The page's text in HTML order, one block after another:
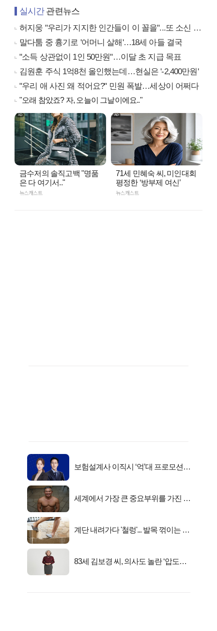
실시간관련뉴스
허지웅 "우리가 지지한 인간들이 이 꼴을"...또 소신 발언
말다툼 중 흉기로 '어머니 살해'…18세 아들 결국
"소득 상관없이 1인 50만원"…이달 초 지급 목표
김원훈 주식 1억8천 올인했는데…현실은 '-2,400만원'
"우리 애 사진 왜 적어요?" 민원 폭발…세상이 어쩌다
"오래 참았죠? 자, 오늘이 그날이에요.."
금수저의 솔직고백 "명품
은 다 여기서.."
뉴스캐스트
71세 민혜숙 씨, 미인대회
평정한 ‘방부제 여신’
뉴스캐스트
보험설계사 이직시 ‘억’대 프로모션!
세계에서 가장 큰 중요부위를 가진 남
계단 내려가다 '철렁'... 발목 꺾이는 이
83세 김보경 씨, 의사도 놀란 ‘압도적